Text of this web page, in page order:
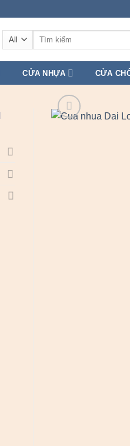
Tìm
CỬA NHỰA CỬA